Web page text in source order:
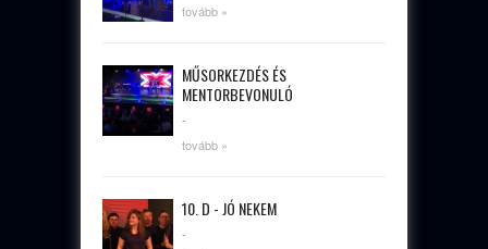
tovább »
MŰSORKEZDÉS ÉS
MENTORBEVONULÓ
-
tovább »
10. D - JÓ NEKEM
-